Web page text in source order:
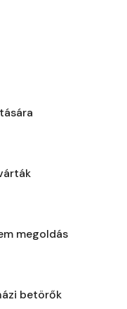
megoldás
betörők